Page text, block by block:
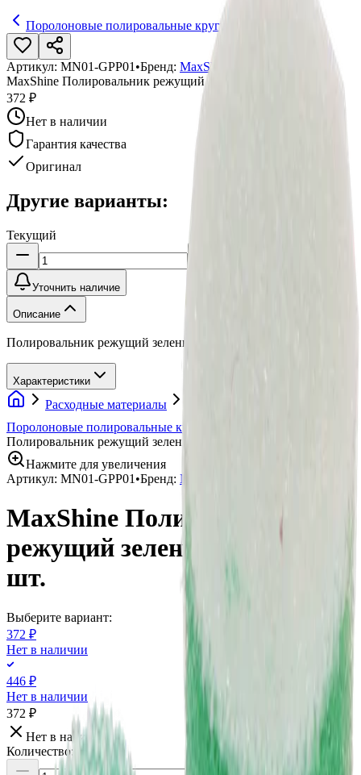
Поролоновые полировальные круги
Артикул: MN01-GPP01 •Бренд: MaxShine
MaxShine Полировальник режущий зеленый 15 мм 2 шт.
372 ₽
Нет в наличии
Гарантия качества
Оригинал
Другие варианты:
Текущий
Уточнить наличие
Описание
Полировальник режущий зеленый 15 мм 2 шт., MaxShine
Характеристики
Расходные материалы
Поролоновые полировальные круги
Полировальник режущий зеленый 15 мм 2 шт.
Нажмите для увеличения
Артикул: MN01-GPP01 •Бренд: MaxShine
MaxShine Полировальник
режущий зеленый 15 мм 2
шт.
Выберите вариант:
372 ₽
Нет в наличии
446 ₽
Нет в наличии
372 ₽
Нет в наличии
Количество: